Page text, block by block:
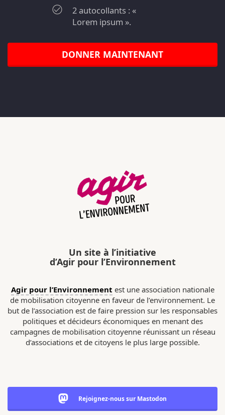
2 autocollants : «
Lorem ipsum ».
DONNER MAINTENANT
Un site à l’initiative
d’Agir pour l’Environnement
Agir pour l’Environnement est une association nationale
de mobilisation citoyenne en faveur de l’environnement. Le
but de l’association est de faire pression sur les responsables
politiques et décideurs économiques en menant des
campagnes de mobilisation citoyenne réunissant un réseau
d’associations et de citoyens le plus large possible.
Rejoignez-nous sur Mastodon